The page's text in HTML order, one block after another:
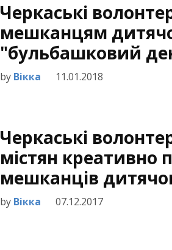
Черкаські
мешканцям
"бульбашковий
by Вікка 11.01.2018
Черкаські
містян креативно
мешканців
by Вікка 07.12.2017